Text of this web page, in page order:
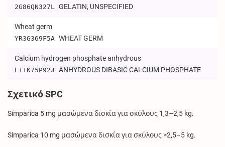
2G86QN327LGELATIN, UNSPECIFIED
Wheat germ
YR3G369F5AWHEAT GERM
Calcium hydrogen phosphate anhydrous
L11K75P92JANHYDROUS DIBASIC CALCIUM PHOSPHATE
Σχετικό SPC
Simparica 5 mg μασώμενα δισκία για σκύλους 1,3–2,5 kg.
Simparica 10 mg μασώμενα δισκία για σκύλους >2,5–5 kg.